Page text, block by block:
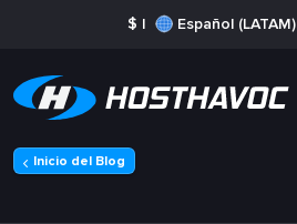
$ | Español (LATAM)
Inicio del Blog